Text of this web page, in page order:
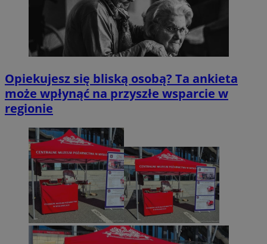
Opiekujesz się bliską osobą? Ta ankieta
może wpłynąć na przyszłe wsparcie w
regionie